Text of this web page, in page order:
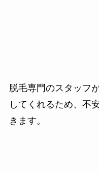
脱毛専門のスタッフ
してくれるため、不
きます。